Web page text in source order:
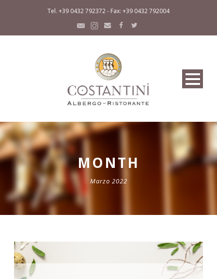
Tel. +39 0432 792372 - Fax: +39 0432 792004
MONTH
Marzo 2022